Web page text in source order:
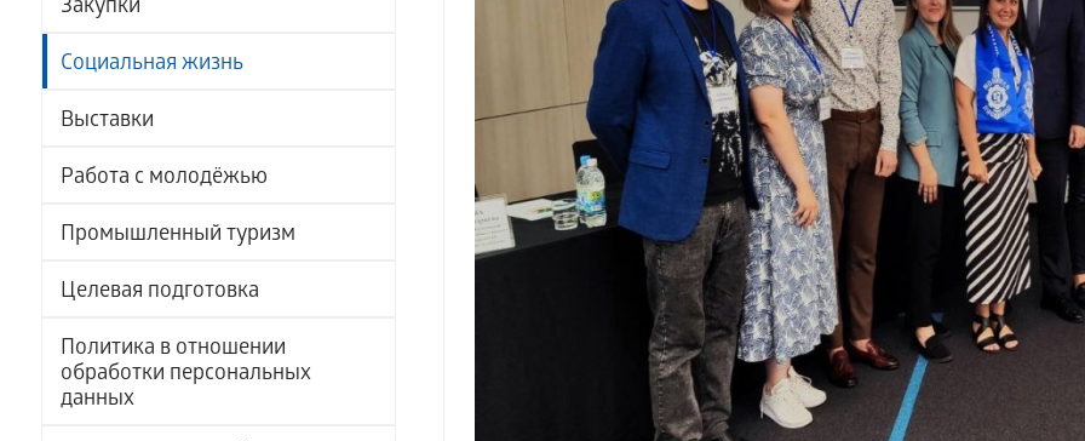
Закупки
Социальная жизнь
Выставки
Работа с молодёжью
Промышленный туризм
Целевая подготовка
Политика в отношении
обработки персональных
данных